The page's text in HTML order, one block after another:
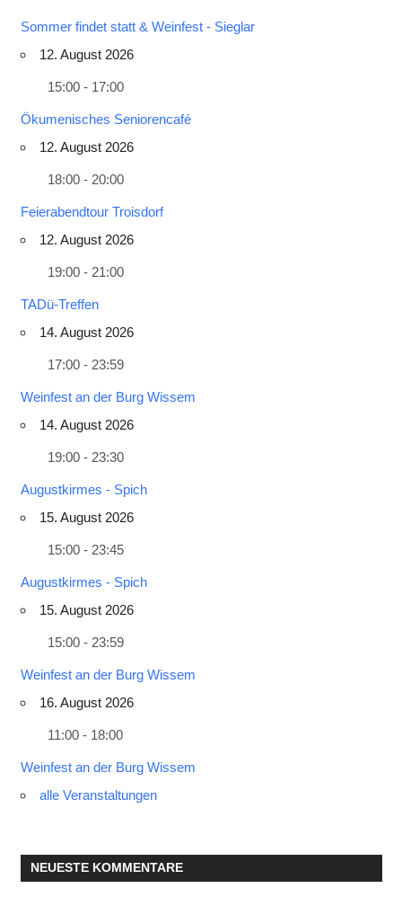
Sommer findet statt & Weinfest - Sieglar
12. August 2026
15:00 - 17:00
Ökumenisches Seniorencafé
12. August 2026
18:00 - 20:00
Feierabendtour Troisdorf
12. August 2026
19:00 - 21:00
TADü-Treffen
14. August 2026
17:00 - 23:59
Weinfest an der Burg Wissem
14. August 2026
19:00 - 23:30
Augustkirmes - Spich
15. August 2026
15:00 - 23:45
Augustkirmes - Spich
15. August 2026
15:00 - 23:59
Weinfest an der Burg Wissem
16. August 2026
11:00 - 18:00
Weinfest an der Burg Wissem
alle Veranstaltungen
NEUESTE KOMMENTARE